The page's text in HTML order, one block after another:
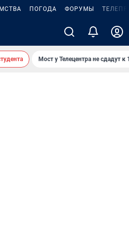
ПОГОДА ФОРУМЫ
Мост у Телецентра не сдадут к